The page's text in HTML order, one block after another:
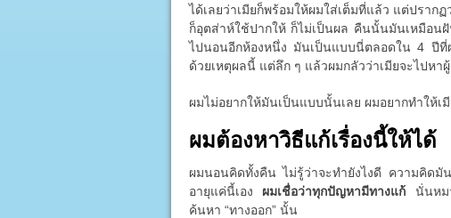
ได้เลยว่าเมียก็พร้อมให้ผมใส่เต็มที่แล้ว แต่ปราก
ก็อุตส่าห์ใช้ปากให้ ก็ไม่เป็นผล คืนนั้นมันเหมือน
ไปนอนอีกห้องหนึ่ง มันเป็นแบบนี่ตลอดใน 4 ปีที่
ด้วยเหตุผลนี้ แต่ลึก ๆ แล้วผมกลัวว่าเมียจะไปหา
ผมไม่อยากให้มันเป็นแบบนั้นเลย ผมอยากทำให้เ
ผมต้องหาวิธีแก้เรื่องนี้ให้ได้
ผมนอนคิดทั้งคืน ไม่รู้ว่าจะทำยังไงดี ความคิดมั
อายุแค่นี้เอง ผมเชื่อว่าทุกปัญหามีทางแก้ นั่นหม
ค้นหา “ทางออก” นั้น